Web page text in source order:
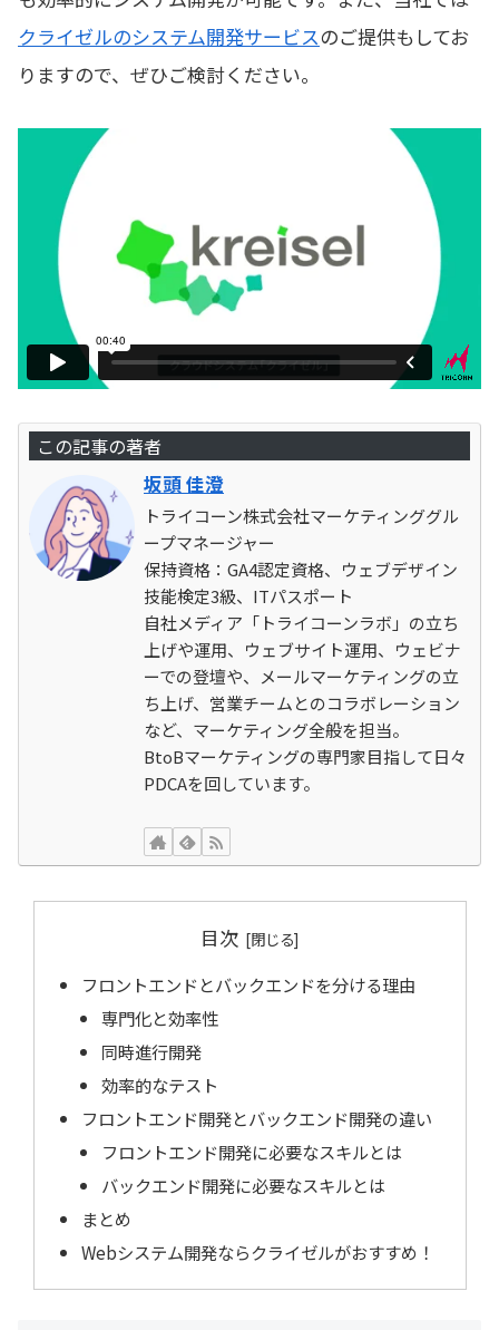
クライゼルのシステム開発サービスのご提供もしてお
りますので、ぜひご検討ください。
この記事の著者
坂頭 佳澄
トライコーン株式会社マーケティンググル
ープマネージャー
保持資格：GA4認定資格、ウェブデザイン
技能検定3級、ITパスポート
自社メディア「トライコーンラボ」の立ち
上げや運用、ウェブサイト運用、ウェビナ
ーでの登壇や、メールマーケティングの立
ち上げ、営業チームとのコラボレーション
など、マーケティング全般を担当。
BtoBマーケティングの専門家目指して日々
PDCAを回しています。
目次
フロントエンドとバックエンドを分ける理由
専門化と効率性
同時進行開発
効率的なテスト
フロントエンド開発とバックエンド開発の違い
フロントエンド開発に必要なスキルとは
バックエンド開発に必要なスキルとは
まとめ
Webシステム開発ならクライゼルがおすすめ！